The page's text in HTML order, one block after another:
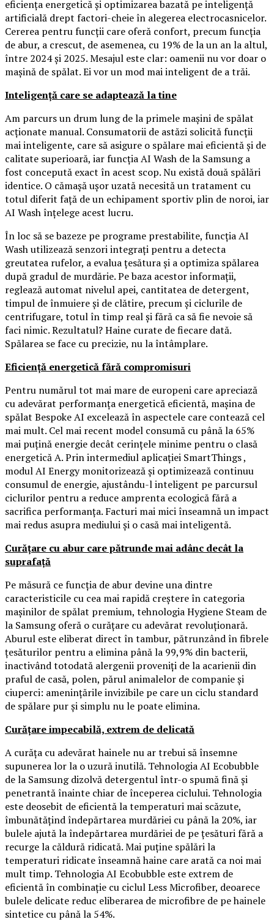
eficiența energetică și optimizarea bazată pe inteligență
artificială drept factori-cheie în alegerea electrocasnicelor.
Cererea pentru funcții care oferă confort, precum funcția
de abur, a crescut, de asemenea, cu 19% de la un an la altul,
între 2024 și 2025. Mesajul este clar: oamenii nu vor doar o
mașină de spălat. Ei vor un mod mai inteligent de a trăi.
Inteligență care se adaptează la tine
Am parcurs un drum lung de la primele mașini de spălat
acționate manual. Consumatorii de astăzi solicită funcții
mai inteligente, care să asigure o spălare mai eficientă și de
calitate superioară, iar funcția AI Wash de la Samsung a
fost concepută exact în acest scop. Nu există două spălări
identice. O cămașă ușor uzată necesită un tratament cu
totul diferit față de un echipament sportiv plin de noroi, iar
AI Wash înțelege acest lucru.
În loc să se bazeze pe programe prestabilite, funcția AI
Wash utilizează senzori integrați pentru a detecta
greutatea rufelor, a evalua țesătura și a optimiza spălarea
după gradul de murdărie. Pe baza acestor informații,
reglează automat nivelul apei, cantitatea de detergent,
timpul de înmuiere și de clătire, precum și ciclurile de
centrifugare, totul în timp real și fără ca să fie nevoie să
faci nimic. Rezultatul? Haine curate de fiecare dată.
Spălarea se face cu precizie, nu la întâmplare.
Eficiență energetică fără compromisuri
Pentru numărul tot mai mare de europeni care apreciază
cu adevărat performanța energetică eficientă, mașina de
spălat Bespoke AI excelează în aspectele care contează cel
mai mult. Cel mai recent model consumă cu până la 65%
mai puțină energie decât cerințele minime pentru o clasă
energetică A. Prin intermediul aplicației SmartThings ,
modul AI Energy monitorizează și optimizează continuu
consumul de energie, ajustându-l inteligent pe parcursul
ciclurilor pentru a reduce amprenta ecologică fără a
sacrifica performanța. Facturi mai mici înseamnă un impact
mai redus asupra mediului și o casă mai inteligentă.
Curățare cu abur care pătrunde mai adânc decât la
suprafață
Pe măsură ce funcția de abur devine una dintre
caracteristicile cu cea mai rapidă creștere în categoria
mașinilor de spălat premium, tehnologia Hygiene Steam de
la Samsung oferă o curățare cu adevărat revoluționară.
Aburul este eliberat direct în tambur, pătrunzând în fibrele
țesăturilor pentru a elimina până la 99,9% din bacterii,
inactivând totodată alergenii proveniți de la acarienii din
praful de casă, polen, părul animalelor de companie și
ciuperci: amenințările invizibile pe care un ciclu standard
de spălare pur și simplu nu le poate elimina.
Curățare impecabilă, extrem de delicată
A curăța cu adevărat hainele nu ar trebui să însemne
supunerea lor la o uzură inutilă. Tehnologia AI Ecobubble
de la Samsung dizolvă detergentul într-o spumă fină și
penetrantă înainte chiar de începerea ciclului. Tehnologia
este deosebit de eficientă la temperaturi mai scăzute,
îmbunătățind îndepărtarea murdăriei cu până la 20%, iar
bulele ajută la îndepărtarea murdăriei de pe țesături fără a
recurge la căldură ridicată. Mai puține spălări la
temperaturi ridicate înseamnă haine care arată ca noi mai
mult timp. Tehnologia AI Ecobubble este extrem de
eficientă în combinație cu ciclul Less Microfiber, deoarece
bulele delicate reduc eliberarea de microfibre de pe hainele
sintetice cu până la 54%.